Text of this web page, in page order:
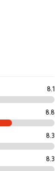
8.1
8.8
8.3
8.3